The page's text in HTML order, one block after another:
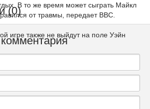
В то же время может сыграть Майкл
от травмы, передает ВВС.
игре также не выйдут на поле Уэйн
(0)